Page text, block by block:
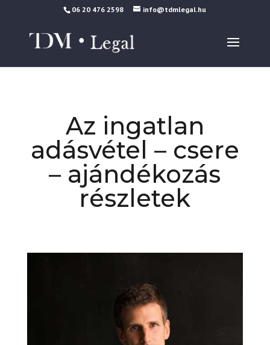
06 20 476 2598 info@tdmlegal.hu
Az ingatlan
adásvétel – csere
– ajándékozás
részletek